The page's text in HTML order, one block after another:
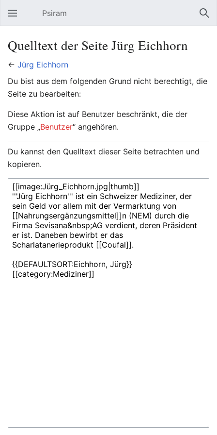
Hauptmenü öffnen Psiram
Quelltext der Seite Jürg Eichhorn
← Jürg Eichhorn
Du bist aus dem folgenden Grund nicht berechtigt, die
Seite zu bearbeiten:
Diese Aktion ist auf Benutzer beschränkt, die der
Gruppe „Benutzer“ angehören.
Du kannst den Quelltext dieser Seite betrachten und
kopieren.